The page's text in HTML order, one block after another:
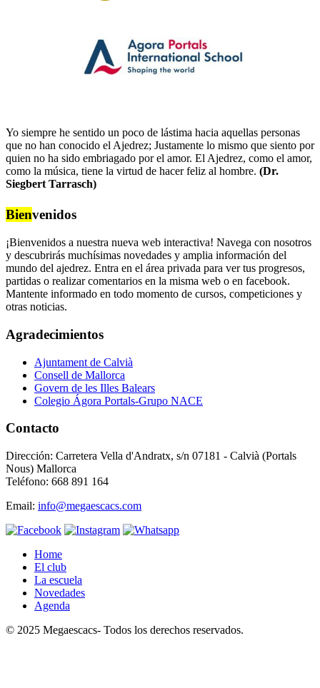
Yo siempre he sentido un poco de lástima hacia aquellas personas
que no han conocido el Ajedrez; Justamente lo mismo que siento por
quien no ha sido embriagado por el amor. El Ajedrez, como el amor,
como la música, tiene la virtud de hacer feliz al hombre. (Dr.
Siegbert Tarrasch)
Bienvenidos
¡Bienvenidos a nuestra nueva web interactiva! Navega con nosotros
y descubrirás muchísimas novedades y amplia información del
mundo del ajedrez. Entra en el área privada para ver tus progresos,
partidas o realizar comentarios en la misma web o en facebook.
Mantente informado en todo momento de cursos, competiciones y
otras noticias.
Agradecimientos
Ajuntament de Calvià
Consell de Mallorca
Govern de les Illes Balears
Colegio Ágora Portals-Grupo NACE
Contacto
Dirección: Carretera Vella d'Andratx, s/n 07181 - Calvià (Portals
Nous) Mallorca
Teléfono: 668 891 164
Email: info@megaescacs.com
Home
El club
La escuela
Novedades
Agenda
© 2025 Megaescacs- Todos los derechos reservados.